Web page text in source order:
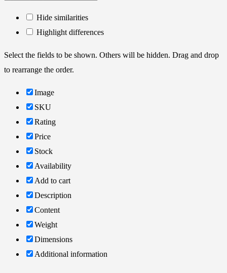
Hide similarities
Highlight differences
Select the fields to be shown. Others will be hidden. Drag and drop
to rearrange the order.
Image
SKU
Rating
Price
Stock
Availability
Add to cart
Description
Content
Weight
Dimensions
Additional information